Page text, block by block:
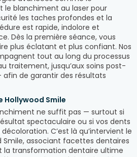
le blanchiment au laser pour
les taches profondes et la
est rapide, indolore et
Dès la première séance, vous
plus éclatant et plus confiant. Nos
tout au long du processus
traitement, jusqu’aux soins post-
de garantir des résultats
Hollywood Smile
ne suffit pas — surtout si
spectaculaire ou si vos dents
C’est là qu’intervient le
associant facettes dentaires
la transformation dentaire ultime